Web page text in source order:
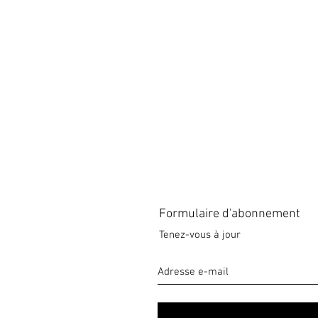
Formulaire d'abonnement
Tenez-vous à jour